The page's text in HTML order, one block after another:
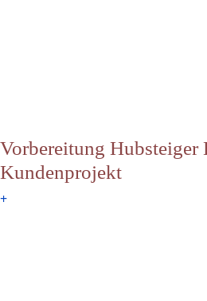
Vorbereitung
Kundenprojekt
+